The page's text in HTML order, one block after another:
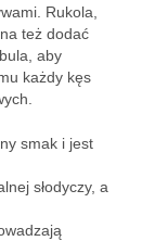
Rukola,
też dodać
aby
każdy kęs
smak i jest
słodyczy, a